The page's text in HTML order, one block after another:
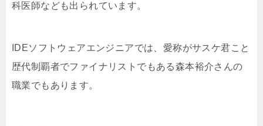
科医師なども出られています。
IDEソフトウェアエンジニアでは、愛称がサスケ君こと
歴代制覇者でファイナリストでもある森本裕介さんの
職業でもあります。